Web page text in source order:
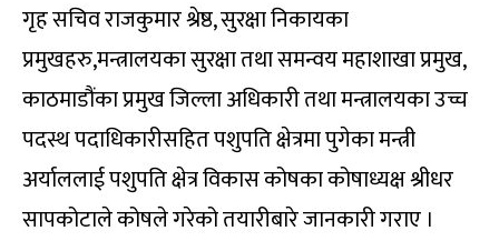
गृह सचिव राजकुमार श्रेष्ठ, सुरक्षा निकायका
प्रमुखहरु,मन्त्रालयका सुरक्षा तथा समन्वय महाशाखा प्रमुख,
काठमाडौंका प्रमुख जिल्ला अधिकारी तथा मन्त्रालयका उच्च
पदस्थ पदाधिकारीसहित पशुपति क्षेत्रमा पुगेका मन्त्री
अर्याललाई पशुपति क्षेत्र विकास कोषका कोषाध्यक्ष श्रीधर
सापकोटाले कोषले गरेको तयारीबारे जानकारी गराए ।